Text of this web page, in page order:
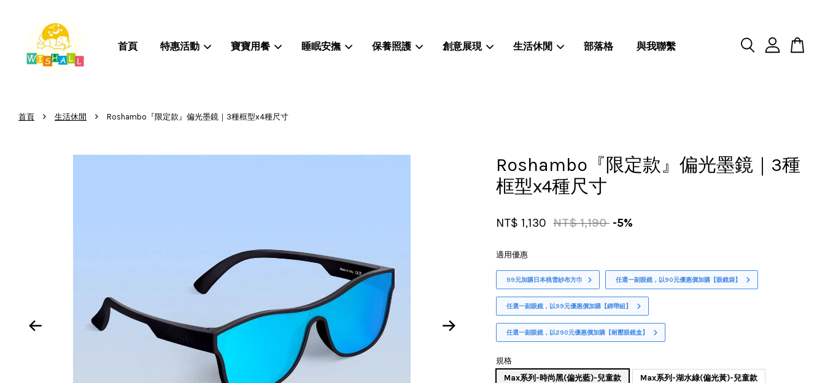
首頁 特惠活動 寶寶用餐 睡眠安撫 保養照護 創意展現 生活休閒 部落格 與我聯繫
首頁 › 生活休閒 › Roshambo『限定款』偏光墨鏡｜3種框型x4種尺寸
Roshambo『限定款』偏光墨鏡｜3種
框型x4種尺寸
NT$ 1,130 NT$ 1,190 -5%
適用優惠
99元加購日本桃雪紗布方巾 任選一副眼鏡，以90元優惠價加購【眼鏡袋】
任選一副眼鏡，以99元優惠價加購【綁帶組】
任選一副眼鏡，以290元優惠價加購【耐壓眼鏡盒】
規格
Max系列-時尚黑(偏光藍)-兒童款
Max系列-湖水綠(偏光黃)-兒童款